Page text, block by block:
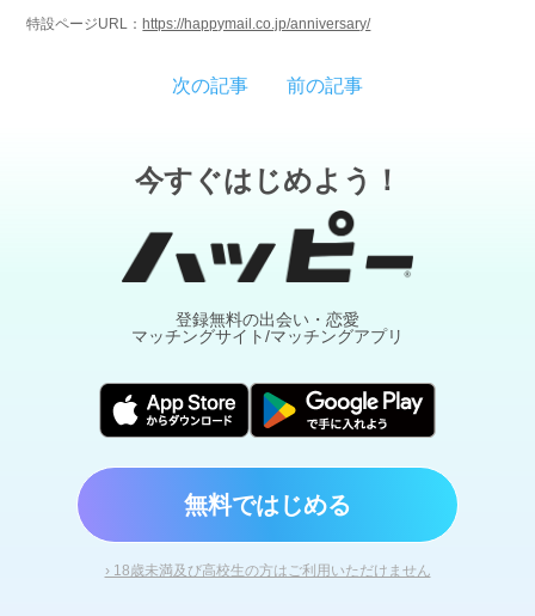
特設ページURL：https://happymail.co.jp/anniversary/
次の記事 前の記事
今すぐはじめよう！
登録無料の出会い・恋愛
マッチングサイト/マッチングアプリ
無料ではじめる
› 18歳未満及び高校生の方はご利用いただけません